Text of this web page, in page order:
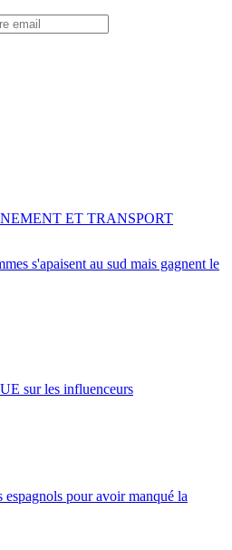
s'apaisent au sud mais gagnent le
ET TRANSPORT
sur les influenceurs
espagnols pour avoir manqué la